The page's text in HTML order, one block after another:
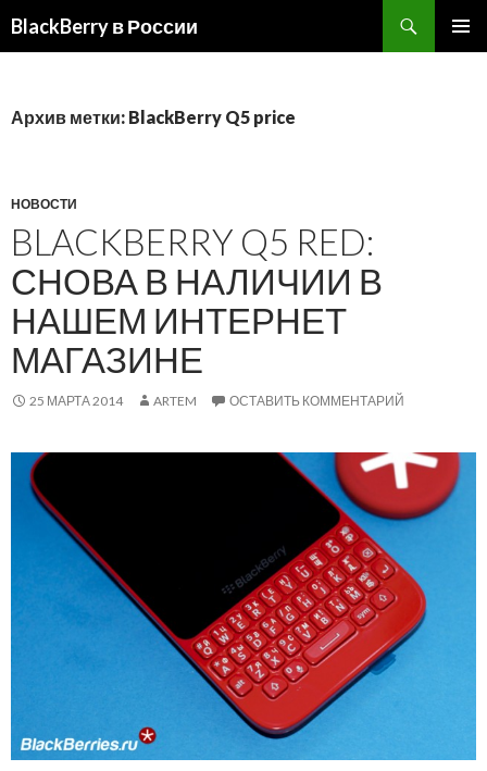
BlackBerry в России
Архив метки: BlackBerry Q5 price
НОВОСТИ
BLACKBERRY Q5 RED:
СНОВА В НАЛИЧИИ В
НАШЕМ ИНТЕРНЕТ
МАГАЗИНЕ
25 МАРТА 2014 ARTEM ОСТАВИТЬ КОММЕНТАРИЙ